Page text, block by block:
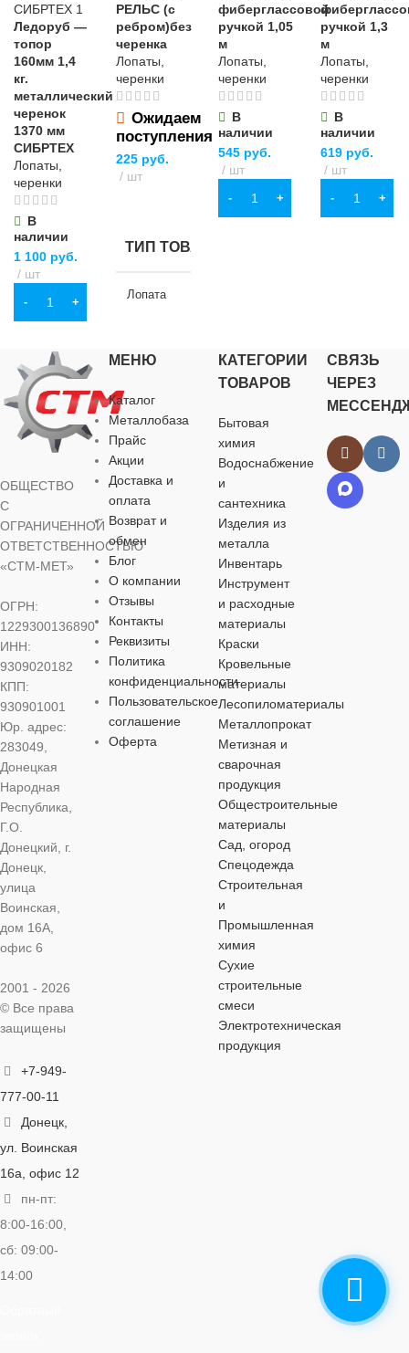
пластик
ВЫСОТА
28 см
ПВХ,
хлопчатобумажная
ОСОБЕННОСТИ
повышенной
прочности
ПВХ,
ткань
повышенной
Ледоруб —
топор
160мм 1,4
кг.
металлический
черенок
1370 мм
СИБРТЕХ
Лопаты,
черенки
В
наличии
1 100 руб.
шт
В КОРЗИНУ
РЕЛЬС (с
ребром)без
черенка
Лопаты,
черенки
Ожидаем
поступления
225 руб.
шт
ТИП ТОВАРА
Лопата
для хозяйственно-
бытовых нужд
ВИД РАБОТ
универсальные
МАТЕРИАЛ
дерево
фиберглассовой
ручкой 1,05
м
Лопаты,
черенки
В
наличии
545 руб.
шт
В КОРЗИНУ
ручкой 1,3
м
Лопаты,
черенки
В
наличии
619 руб.
шт
В КОРЗИНУ
ОБЩЕСТВО
С
ОГРАНИЧЕННОЙ
ОТВЕТСТВЕННОСТЬЮ
«СТМ-МЕТ»
ОГРН:
1229300136890
ИНН:
9309020182
КПП:
930901001
Юр. адрес:
283049,
Донецкая
Народная
Республика,
Г.О.
Донецкий, г.
Донецк,
улица
Воинская,
дом 16А,
офис 6
2001 - 2026
© Все права
защищены
+7-949-
777-00-11
Донецк,
ул. Воинская
16а, офис 12
пн-пт:
8:00-16:00,
сб: 09:00-
14:00
МЕНЮ
Каталог
Металлобаза
Прайс
Акции
Доставка и
оплата
Возврат и
обмен
Блог
О компании
Отзывы
Контакты
Реквизиты
Политика
конфиденциальности
Пользовательское
соглашение
Оферта
КАТЕГОРИИ
ТОВАРОВ
Бытовая
химия
Водоснабжение
и
сантехника
Изделия из
металла
Инвентарь
Инструмент
и расходные
материалы
Краски
Кровельные
материалы
Лесопиломатериалы
Металлопрокат
Метизная и
сварочная
продукция
Общестроительные
материалы
Сад, огород
Спецодежда
Строительная
и
Промышленная
химия
Сухие
строительные
смеси
Электротехническая
продукция
СВЯЗЬ
ЧЕРЕЗ